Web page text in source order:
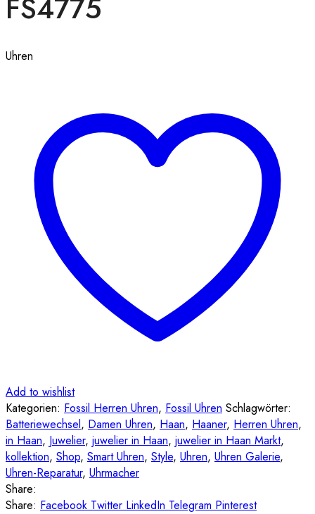
FS4775
Uhren
Add to wishlist
Kategorien: Fossil Herren Uhren, Fossil Uhren Schlagwörter:
Batteriewechsel, Damen Uhren, Haan, Haaner, Herren Uhren,
in Haan, Juwelier, juwelier in Haan, juwelier in Haan Markt,
kollektion, Shop, Smart Uhren, Style, Uhren, Uhren Galerie,
Uhren-Reparatur, Uhrmacher
Share:
Share: Facebook Twitter LinkedIn Telegram Pinterest